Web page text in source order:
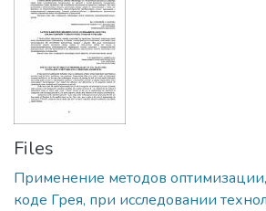
Files
Применение методов
коде Грея, при исследовании